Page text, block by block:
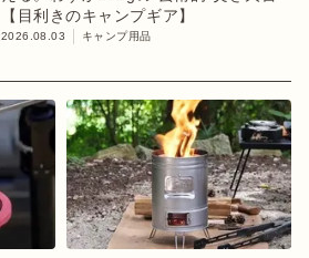
【目利きのキャンプギア】
2026.08.03 キャンプ用品